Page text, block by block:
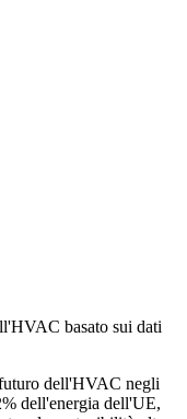
basato sui dati
dell'HVAC negli
dell'energia dell'UE,